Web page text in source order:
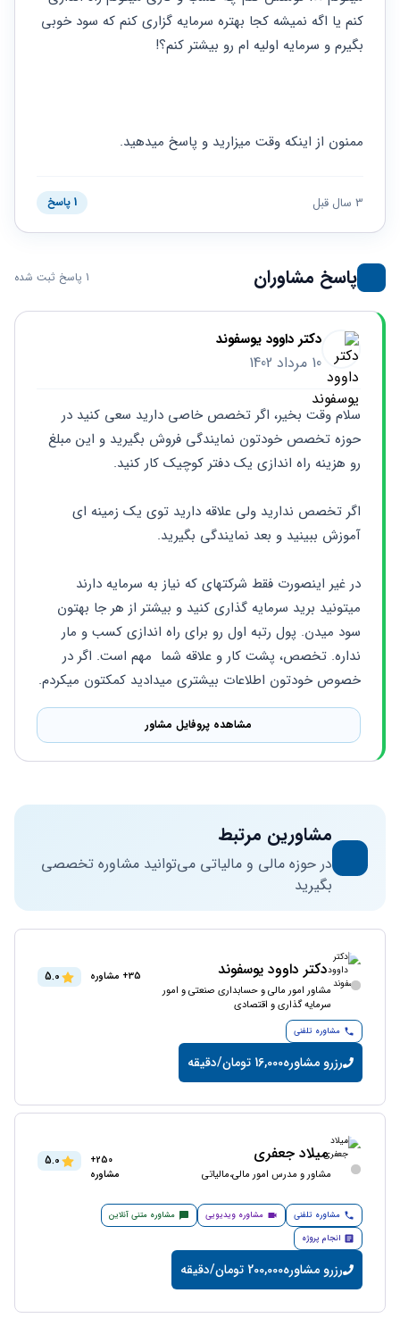
برنامه نویسی
طلاق
حقوقی
حقوقی
کسب
سئو و
بهینه
ثبت
شرکت
بگیرم و سرمایه اولیه ام رو بیشتر کنم؟!
ممنون از اینکه وقت میزارید و پاسخ میدهید.
3 سال قبل 1 پاسخ
پاسخ مشاوران 1 پاسخ ثبت شده
دکتر داوود یوسفوند
10 مرداد 1402
رو هزینه راه اندازی یک دفتر کوچیک کار کنید.
آموزش ببینید و بعد نمایندگی بگیرید.
خصوص خودتون اطلاعات بیشتری میدادید کمکتون میکردم.
مشاهده پروفایل مشاور
مشاورین مرتبط
در حوزه مالی و مالیاتی می‌توانید مشاوره تخصصی
بگیرید
دکتر داوود یوسفوند
مشاور امور مالی و حسابداری صنعتی و امور
سرمایه گذاری و اقتصادی
35+ مشاوره 5.0
مشاوره تلفنی
رزرو مشاوره16,000 تومان/دقیقه
میلاد جعفری
مشاور و مدرس امور مالی،مالیاتی
250+
مشاوره
5.0
مشاوره تلفنی مشاوره ویدیویی
مشاوره متنی آنلاین
انجام پروژه
رزرو مشاوره200,000 تومان/دقیقه